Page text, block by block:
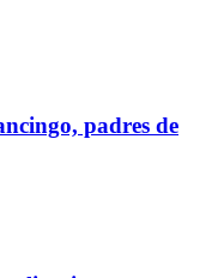
padres de